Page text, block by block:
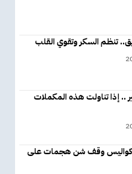
تنظم السكر وتقوي القلب
.. إذا تناولت هذه المكملات
وقف شن هجمات على